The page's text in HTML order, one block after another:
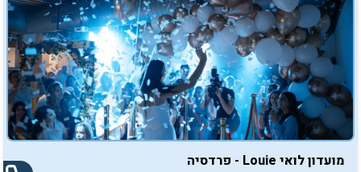
מועדון לואי Louie - פרדסיה